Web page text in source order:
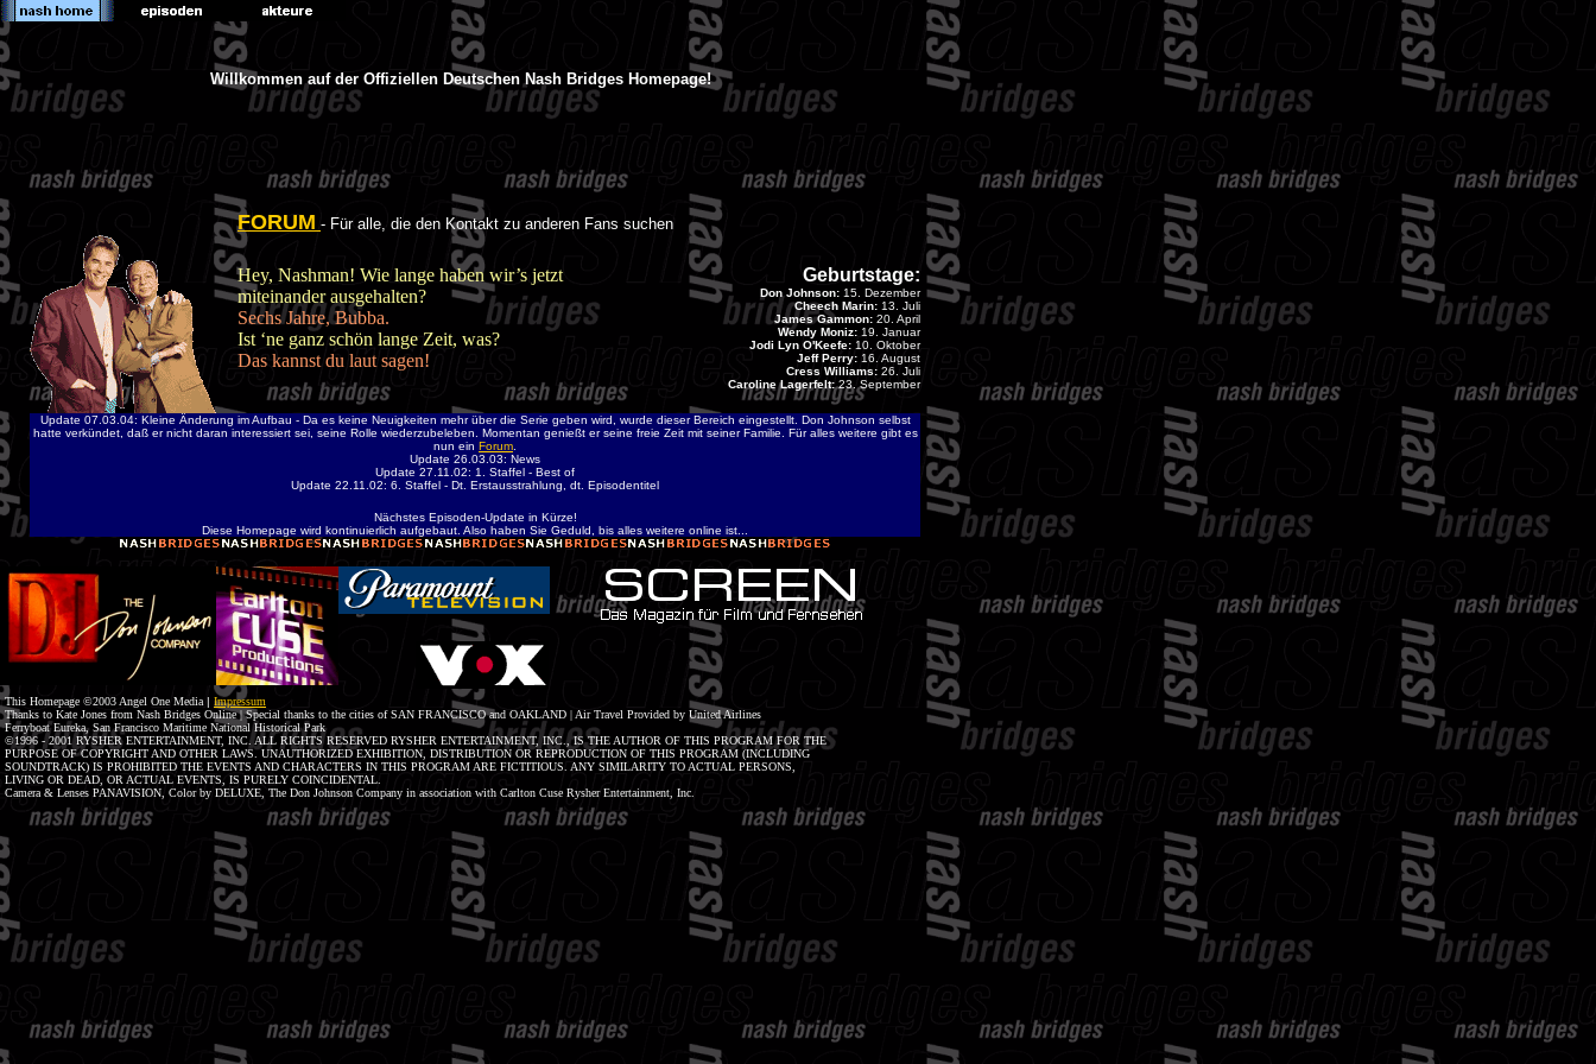
Willkommen auf der Offiziellen Deutschen Nash Bridges Homepage!
FORUM - Für alle, die den Kontakt zu anderen Fans suchen
Hey, Nashman! Wie lange haben wir’s jetzt
miteinander ausgehalten?
Sechs Jahre, Bubba.
Ist ‘ne ganz schön lange Zeit, was?
Das kannst du laut sagen!
Geburtstage:
Don Johnson: 15. Dezember
Cheech Marin: 13. Juli
James Gammon: 20. April
Wendy Moniz: 19. Januar
Jodi Lyn O'Keefe: 10. Oktober
Jeff Perry: 16. August
Cress Williams: 26. Juli
Caroline Lagerfelt:23. September
Update 07.03.04: Kleine Änderung im Aufbau - Da es keine Neuigkeiten mehr über die Serie geben wird, wurde dieser Bereich eingestellt. Don Johnson selbst
hatte verkündet, daß er nicht daran interessiert sei, seine Rolle wiederzubeleben. Momentan genießt er seine freie Zeit mit seiner Familie. Für alles weitere gibt es
nun ein Forum
Update 26.03.03: News
Update 27.11.02: 1. Staffel - Best of
Update 22.11.02: 6. Staffel - Dt. Erstausstrahlung, dt. Episodentitel
Nächstes Episoden-Update in Kürze!
Diese Homepage wird kontinuierlich aufgebaut. Also haben Sie Geduld, bis alles weitere online ist...
This Homepage ©2003 Angel One Media | Impressum
Thanks to Kate Jones from Nash Bridges Online | Special thanks to the cities of SAN FRANCISCO and OAKLAND | Air Travel Provided by United Airlines
Ferryboat Eureka, San Francisco Maritime National Historical Park
©1996 - 2001 RYSHER ENTERTAINMENT, INC. ALL RIGHTS RESERVED RYSHER ENTERTAINMENT, INC., IS THE AUTHOR OF THIS PROGRAM FOR THE
PURPOSE OF COPYRIGHT AND OTHER LAWS. UNAUTHORIZED EXHIBITION, DISTRIBUTION OR REPRODUCTION OF THIS PROGRAM (INCLUDING
SOUNDTRACK) IS PROHIBITED THE EVENTS AND CHARACTERS IN THIS PROGRAM ARE FICTITIOUS. ANY SIMILARITY TO ACTUAL PERSONS,
LIVING OR DEAD, OR ACTUAL EVENTS, IS PURELY COINCIDENTAL.
Camera & Lenses PANAVISION, Color by DELUXE, The Don Johnson Company in association with Carlton Cuse Rysher Entertainment, Inc.